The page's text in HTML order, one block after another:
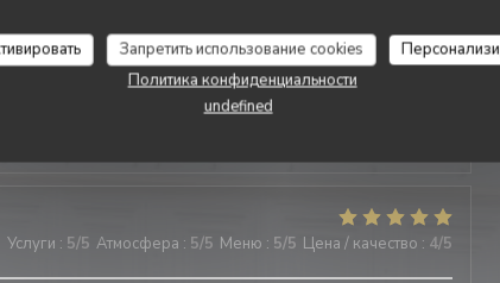
Запретить использование cookies
Политика конфиденциальности
undefined
Услуги:5/5 Атмосфера:5/5 Меню:4/5 Цена / качество:5/5
la direction
Услуги : 5/5 Атмосфера : 5/5 Меню : 5/5 Цена / качество : 4/5